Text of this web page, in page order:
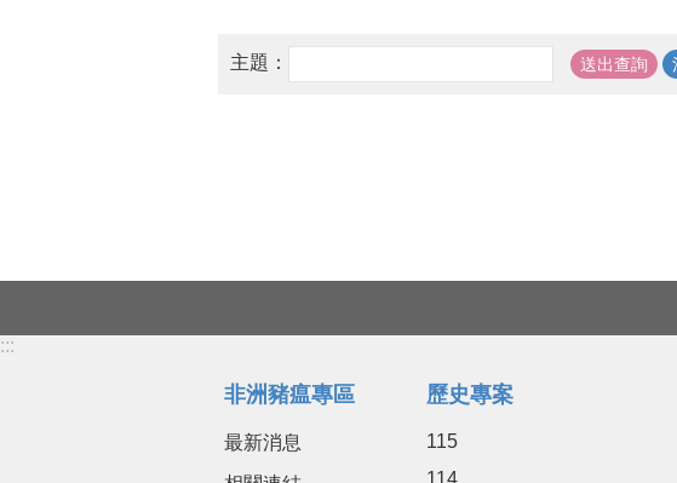
主題：
:::
非洲豬瘟專區
最新消息
歷史專案
115
114